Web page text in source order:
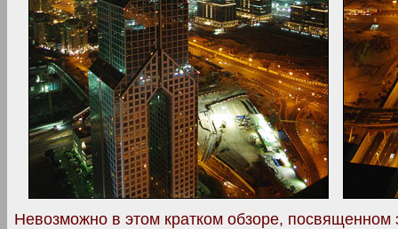
Невозможно в этом кратком обзоре, посвященном